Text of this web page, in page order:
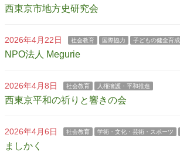
西東京市地方史研究会
2026年4月22日 社会教育 国際協力 子どもの健全育成
NPO法人 Megurie
2026年4月8日 社会教育 人権擁護・平和推進
西東京平和の祈りと響きの会
2026年4月6日 社会教育 学術・文化・芸術・スポーツ
ましかく